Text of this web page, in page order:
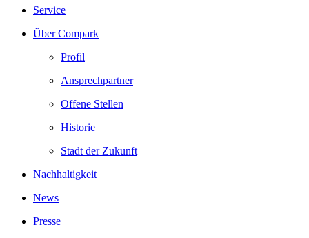
Service
Über Compark
Profil
Ansprechpartner
Offene Stellen
Historie
Stadt der Zukunft
Nachhaltigkeit
News
Presse